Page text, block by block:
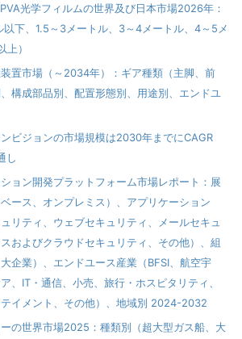
光学フィルムの世界及び日本市場2026年：
以下、1.5～3メートル、3～4メートル、4～5メ
）
置市場（～2034年）：ギア種類（主脚、前
構成部品別、配置形態別、用途別、エンドユ
ビジョンの市場規模は2030年までにCAGR
し
ョン開発プラットフォーム市場レポート：展
ース、オンプレミス）、アプリケーション
ュリティ、ウェブセキュリティ、メールセキュ
およびクラウドセキュリティ、その他）、組
企業）、エンドユース産業（BFSI、航空宇
、IT・通信、小売、旅行・ホスピタリティ、
テイメント、その他）、地域別 2024-2032
の世界市場2025：種類別（超大型ガス船、大